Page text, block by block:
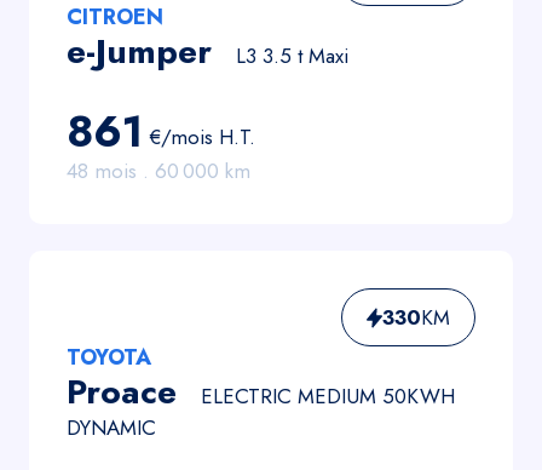
CITROEN
e-Jumper L3 3.5 t Maxi
861 €/mois H.T.
48 mois . 60 000 km
330KM
TOYOTA
Proace
ELECTRIC MEDIUM 50KWH
DYNAMIC